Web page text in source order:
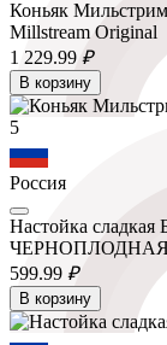
Коньяк
Millstream Original
1 229.99 ₽
В корзину
5
Россия
Настойка сладкая
599.99 ₽
В корзину